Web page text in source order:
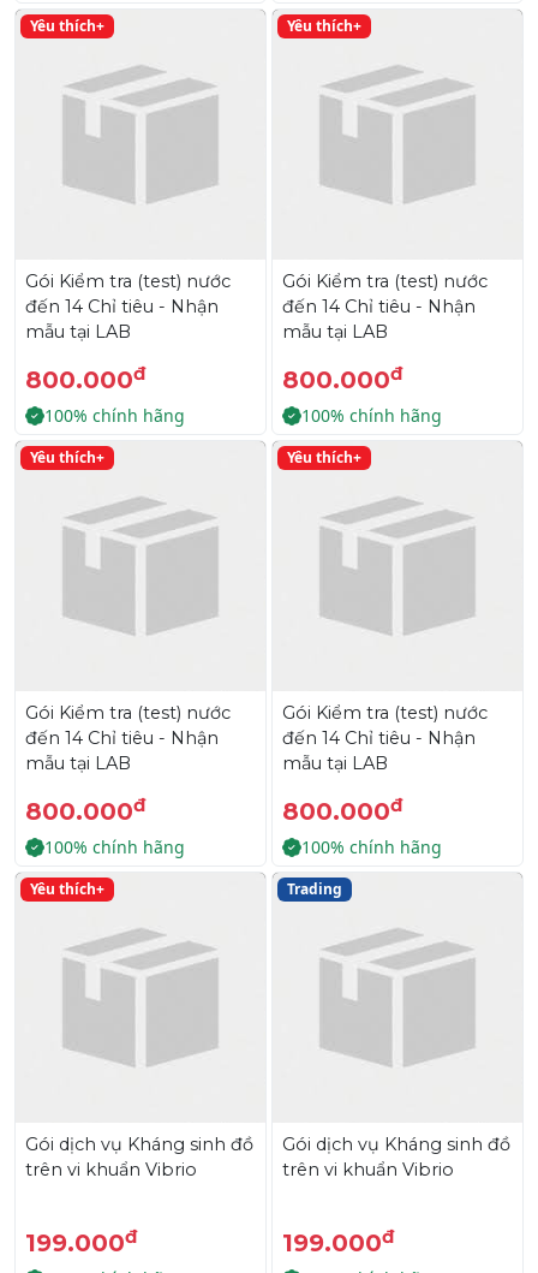
Yêu thích+
Gói Kiểm tra (test) nước
đến 14 Chỉ tiêu - Nhận
mẫu tại LAB
800.000đ
100% chính hãng
Yêu thích+
Gói Kiểm tra (test) nước
đến 14 Chỉ tiêu - Nhận
mẫu tại LAB
800.000đ
100% chính hãng
Yêu thích+
Gói Kiểm tra (test) nước
đến 14 Chỉ tiêu - Nhận
mẫu tại LAB
800.000đ
100% chính hãng
Yêu thích+
Gói Kiểm tra (test) nước
đến 14 Chỉ tiêu - Nhận
mẫu tại LAB
800.000đ
100% chính hãng
Yêu thích+
Gói dịch vụ Kháng sinh đồ
trên vi khuẩn Vibrio
199.000đ
Trading
Gói dịch vụ Kháng sinh đồ
trên vi khuẩn Vibrio
199.000đ